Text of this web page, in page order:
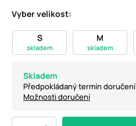
Vyber velikost:
S
skladem
M
skladem
Skladem
Předpokládaný termín doručení
Možnosti doručení